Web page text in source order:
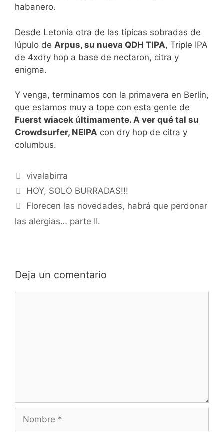
habanero.
Desde Letonia otra de las típicas sobradas de
lúpulo de Arpus, su nueva QDH TIPA, Triple IPA
de 4xdry hop a base de nectaron, citra y
enigma.
Y venga, terminamos con la primavera en Berlín,
que estamos muy a tope con esta gente de
Fuerst wiacek últimamente. A ver qué tal su
Crowdsurfer, NEIPA con dry hop de citra y
columbus.
Categorías
vivalabirra
HOY, SOLO BURRADAS!!!
Florecen las novedades, habrá que perdonar
las alergias… parte II.
Deja un comentario
Nombre